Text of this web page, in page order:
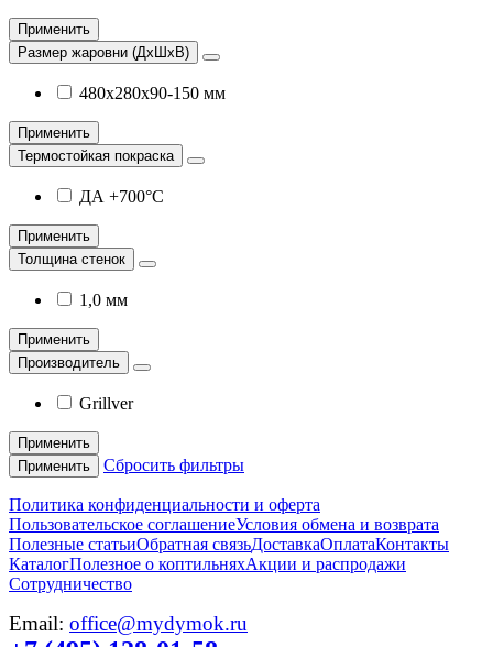
Применить
Размер жаровни (ДхШхВ)
480х280х90-150 мм
Применить
Термостойкая покраска
ДА +700°С
Применить
Толщина стенок
1,0 мм
Применить
Производитель
Grillver
Применить
Применить
Сбросить фильтры
Политика конфиденциальности и оферта
Пользовательское соглашениеУсловия обмена и возврата
Полезные статьиОбратная связьДоставкаОплатаКонтакты
КаталогПолезное о коптильняхАкции и распродажи
Сотрудничество
Email: office@mydymok.ru